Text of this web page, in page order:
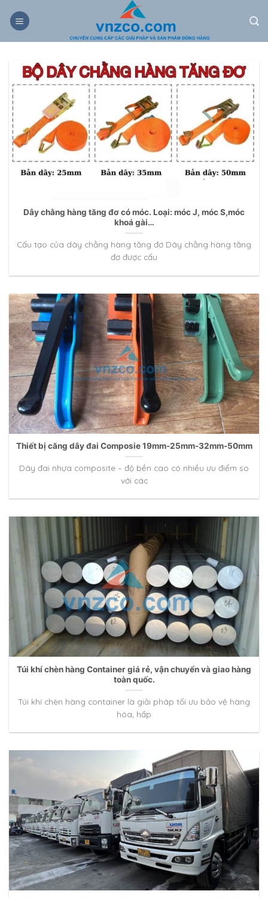
qua
Dây chằng hàng tăng đơ có móc. Loại: móc J, móc S,móc
khoá gài…
Cấu tạo của dây chằng hàng tăng đơ Dây chằng hàng tăng
đơ được cấu
Thiết bị căng dây đai Composie 19mm-25mm-32mm-50mm
Dây đai nhựa composite – độ bền cao có nhiều ưu điểm so
với các
Túi khí chèn hàng Container giá rẻ, vận chuyển và giao hàng
toàn quốc.
Túi khí chèn hàng container là giải pháp tối ưu bảo vệ hàng
hóa, hấp